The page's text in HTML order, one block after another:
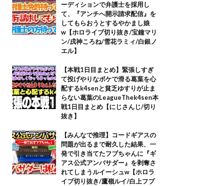
ーディションで弁護士を採用し
て、『アンチへ開示請求配信』を
してもらおうとするやかまし娘
w【ホロライブ切り抜き/宝鐘マリ
ン/戌神ころね/雪花ラミィ/白銀ノ
エル】
【本戦1日目まとめ】緊張しすぎ
て投げやりなボケで滑る葛葉を心
配するk4senと貧乏ゆすりが止ま
らない葛葉のLeagueThek4sen本
戦1日目まとめ【にじさんじ/切り
抜き】
【みんなで推理】コードギアスの
問題が出るまで耐久した結果、一
発で引き当てたフブちゃんに『ギ
アス公式アンバサダー』を剥奪さ
れてしまうルイーシュw【ホロラ
イブ切り抜き/鷹嶺ルイ/白上フブ